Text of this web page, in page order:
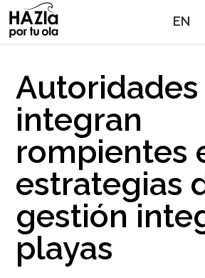
CAMPAÑA
OLAS A PROTEGER
OLAS PROTEGIDAS
NOTICIAS
PROTEGE TUS OLAS
ALIADOS
EN
Autoridades
integran
rompientes
estrategias
gestión
playas